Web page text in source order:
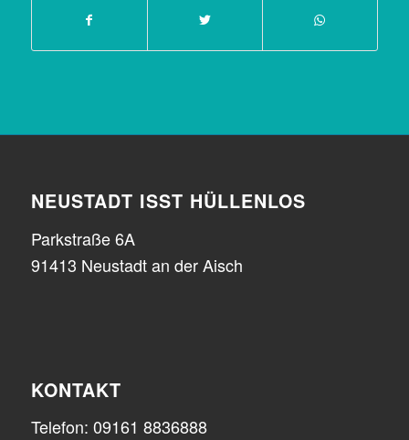
NEUSTADT ISST HÜLLENLOS
Parkstraße 6A
91413 Neustadt an der Aisch
KONTAKT
Telefon: 09161 8836888